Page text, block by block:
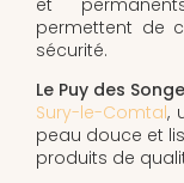
permettent de
sécurité.
Le Puy des
Sury-le-Comtal,
peau douce et
produits de